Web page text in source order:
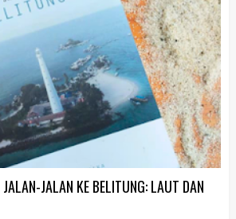
JALAN KE BELITUNG: LAUT DAN